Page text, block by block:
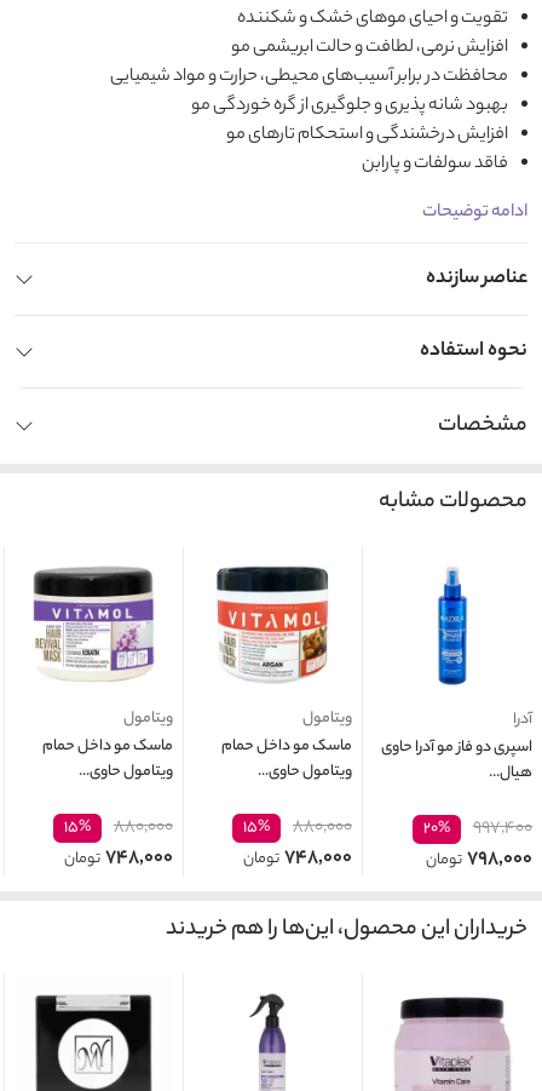
تقویت و احیای موهای خشک و شکننده
افزایش نرمی، لطافت و حالت ابریشمی مو
محافظت در برابر آسیب‌های محیطی، حرارت و مواد شیمیایی
بهبود شانه پذیری و جلوگیری از گره خوردگی مو
افزایش درخشندگی و استحکام تارهای مو
فاقد سولفات و پارابن
ادامه توضیحات
عناصر سازنده
نحوه استفاده
مشخصات
محصولات مشابه
آدرا
اسپری دو فاز مو آدرا حاوی
هیال...
۹۹۷,۴۰۰ ۲۰%
۷۹۸,۰۰۰تومان
ویتامول
ماسک مو داخل حمام
ویتامول حاوی...
۸۸۰,۰۰۰ ۱۵%
۷۴۸,۰۰۰تومان
ویتامول
ماسک مو داخل حمام
ویتامول حاوی...
۸۸۰,۰۰۰ ۱۵%
۷۴۸,۰۰۰تومان
خریداران این محصول، این‌ها را هم خریدند